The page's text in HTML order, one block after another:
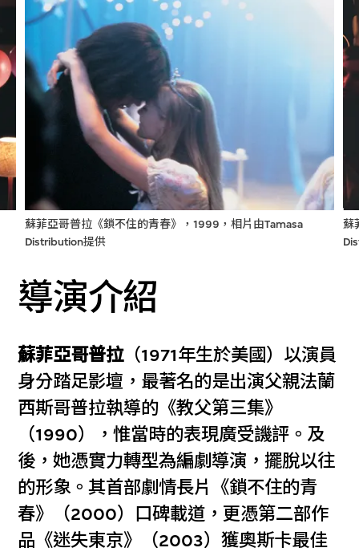
蘇菲亞哥普拉《鎖不住的青春》，1999，相片由Tamasa
Distribution提供
蘇
導演介紹
蘇菲亞哥普拉（1971年生於美國）以演員
身分踏足影壇，最著名的是出演父親法蘭
西斯哥普拉執導的《教父第三集》
（1990），惟當時的表現廣受譏評。及
後，她憑實力轉型為編劇導演，擺脫以往
的形象。其首部劇情長片《鎖不住的青
春》（2000）口碑載道，更憑第二部作
品《迷失東京》（2003）獲奧斯卡最佳